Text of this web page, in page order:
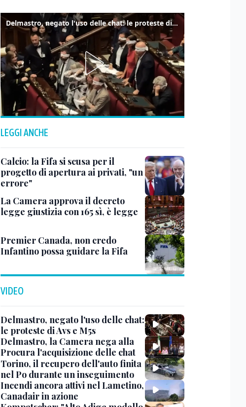
Delmastro, negato l'uso delle chat: le proteste di Avs e M5s
LEGGI ANCHE
Calcio: la Fifa si scusa per il
progetto di apertura ai privati, "un
errore"
La Camera approva il decreto
legge giustizia con 165 sì, è legge
Premier Canada, non credo
Infantino possa guidare la Fifa
VIDEO
Delmastro, negato l'uso delle chat:
le proteste di Avs e M5s
Delmastro, la Camera nega alla
Procura l'acquisizione delle chat
Torino, il recupero dell'auto finita
nel Po durante un inseguimento
Incendi ancora attivi nel Lametino,
Canadair in azione